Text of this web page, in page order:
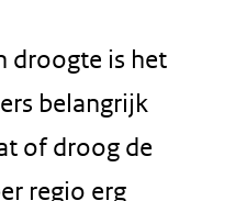
droogte is het
belangrijk
of droog de
regio erg